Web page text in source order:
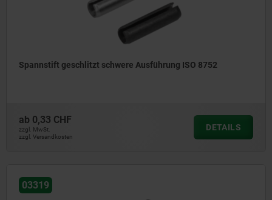
Spannstift geschlitzt schwere Ausführung ISO 8752
ab 0,33 CHF
zzgl. MwSt.
zzgl. Versandkosten
DETAILS
03319